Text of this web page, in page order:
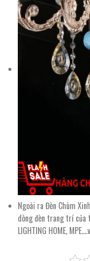
Ngoài ra Đèn Chùm
dòng đèn trang trí của
LIGHTING HOME,